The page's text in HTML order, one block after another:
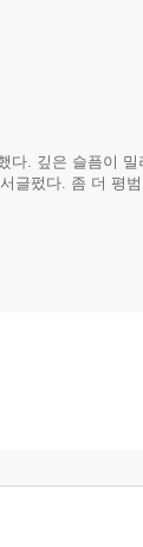
다. 깊은 슬픔이
글펐다. 좀 더 평